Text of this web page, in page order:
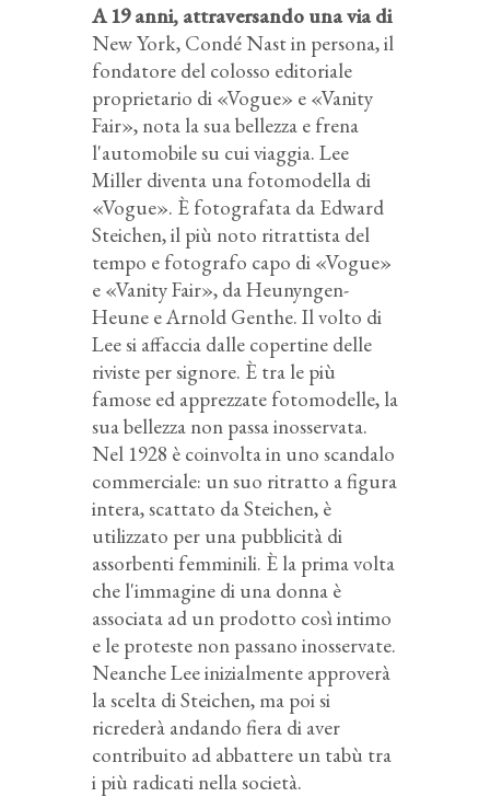
A 19 anni, attraversando una via di
New York, Condé Nast in persona, il
fondatore del colosso editoriale
proprietario di «Vogue» e «Vanity
Fair», nota la sua bellezza e frena
l'automobile su cui viaggia. Lee
Miller diventa una fotomodella di
«Vogue». È fotografata da Edward
Steichen, il più noto ritrattista del
tempo e fotografo capo di «Vogue»
e «Vanity Fair», da Heunyngen-
Heune e Arnold Genthe. Il volto di
Lee si affaccia dalle copertine delle
riviste per signore. È tra le più
famose ed apprezzate fotomodelle, la
sua bellezza non passa inosservata.
Nel 1928 è coinvolta in uno scandalo
commerciale: un suo ritratto a figura
intera, scattato da Steichen, è
utilizzato per una pubblicità di
assorbenti femminili. È la prima volta
che l'immagine di una donna è
associata ad un prodotto così intimo
e le proteste non passano inosservate.
Neanche Lee inizialmente approverà
la scelta di Steichen, ma poi si
ricrederà andando fiera di aver
contribuito ad abbattere un tabù tra
i più radicati nella società.